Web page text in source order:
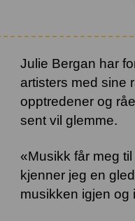
Julie Bergan har
artisters med sine
opptredener og
sent vil glemme.
«Musikk får meg
kjenner jeg en
musikken igjen og